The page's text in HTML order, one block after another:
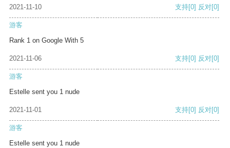
2021-11-10 支持[0] 反对[0]
游客
Rank 1 on Google With 5
2021-11-06 支持[0] 反对[0]
游客
Estelle sent you 1 nude
2021-11-01 支持[0] 反对[0]
游客
Estelle sent you 1 nude